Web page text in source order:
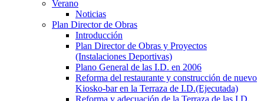
Verano
Noticias
Plan Director de Obras
Introducción
Plan Director de Obras y Proyectos
(Instalaciones Deportivas)
Plano General de las I.D. en 2006
Reforma del restaurante y construcción de nuevo
Kiosko-bar en la Terraza de I.D.(Ejecutada)
Reforma y adecuación de la Terraza de las I.D.